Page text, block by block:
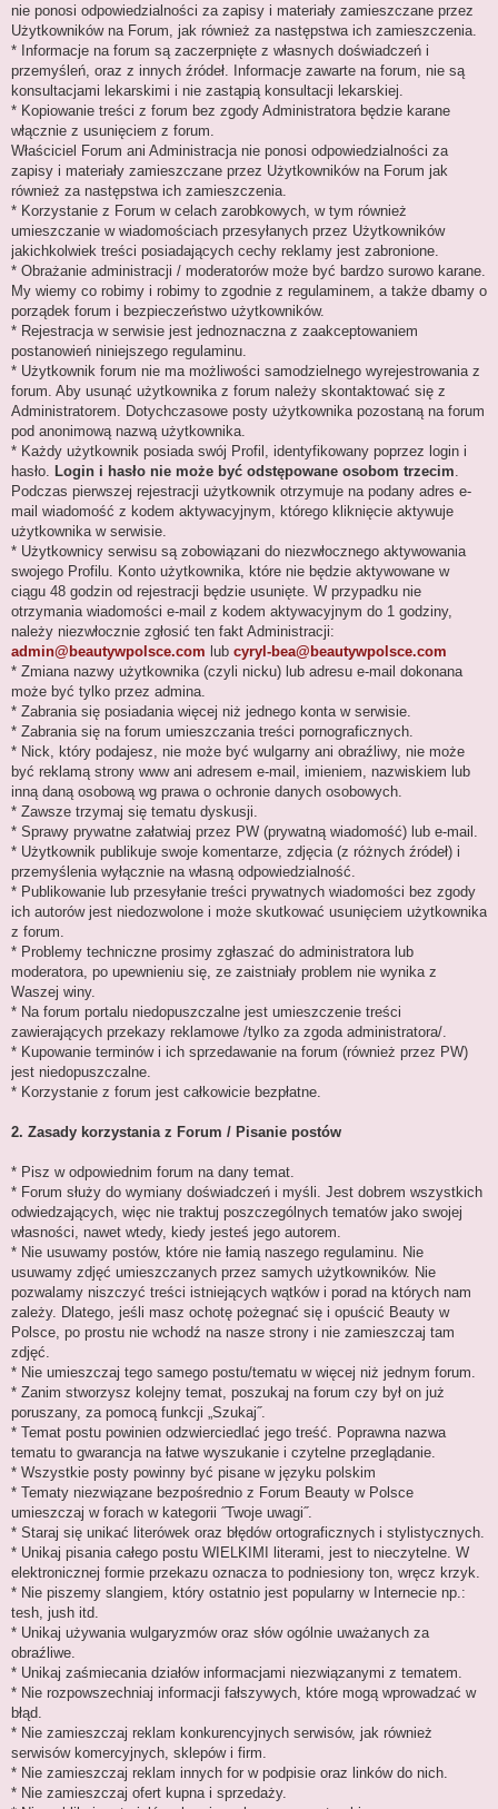
nie ponosi odpowiedzialności za zapisy i materiały zamieszczane przez
Użytkowników na Forum, jak również za następstwa ich zamieszczenia.
* Informacje na forum są zaczerpnięte z własnych doświadczeń i
przemyśleń, oraz z innych źródeł. Informacje zawarte na forum, nie są
konsultacjami lekarskimi i nie zastąpią konsultacji lekarskiej.
* Kopiowanie treści z forum bez zgody Administratora będzie karane
włącznie z usunięciem z forum.
Właściciel Forum ani Administracja nie ponosi odpowiedzialności za
zapisy i materiały zamieszczane przez Użytkowników na Forum jak
również za następstwa ich zamieszczenia.
* Korzystanie z Forum w celach zarobkowych, w tym również
umieszczanie w wiadomościach przesyłanych przez Użytkowników
jakichkolwiek treści posiadających cechy reklamy jest zabronione.
* Obrażanie administracji / moderatorów może być bardzo surowo karane.
My wiemy co robimy i robimy to zgodnie z regulaminem, a także dbamy o
porządek forum i bezpieczeństwo użytkowników.
* Rejestracja w serwisie jest jednoznaczna z zaakceptowaniem
postanowień niniejszego regulaminu.
* Użytkownik forum nie ma możliwości samodzielnego wyrejestrowania z
forum. Aby usunąć użytkownika z forum należy skontaktować się z
Administratorem. Dotychczasowe posty użytkownika pozostaną na forum
pod anonimową nazwą użytkownika.
* Każdy użytkownik posiada swój Profil, identyfikowany poprzez login i
hasło. Login i hasło nie może być odstępowane osobom trzecim
Podczas pierwszej rejestracji użytkownik otrzymuje na podany adres e-
mail wiadomość z kodem aktywacyjnym, którego kliknięcie aktywuje
użytkownika w serwisie.
* Użytkownicy serwisu są zobowiązani do niezwłocznego aktywowania
swojego Profilu. Konto użytkownika, które nie będzie aktywowane w
ciągu 48 godzin od rejestracji będzie usunięte. W przypadku nie
otrzymania wiadomości e-mail z kodem aktywacyjnym do 1 godziny,
należy niezwłocznie zgłosić ten fakt Administracji:
admin@beautywpolsce.com lub cyryl-bea@beautywpolsce.com
* Zmiana nazwy użytkownika (czyli nicku) lub adresu e-mail dokonana
może być tylko przez admina.
* Zabrania się posiadania więcej niż jednego konta w serwisie.
* Zabrania się na forum umieszczania treści pornograficznych.
* Nick, który podajesz, nie może być wulgarny ani obraźliwy, nie może
być reklamą strony www ani adresem e-mail, imieniem, nazwiskiem lub
inną daną osobową wg prawa o ochronie danych osobowych.
* Zawsze trzymaj się tematu dyskusji.
* Sprawy prywatne załatwiaj przez PW (prywatną wiadomość) lub e-mail.
* Użytkownik publikuje swoje komentarze, zdjęcia (z różnych źródeł) i
przemyślenia wyłącznie na własną odpowiedzialność.
* Publikowanie lub przesyłanie treści prywatnych wiadomości bez zgody
ich autorów jest niedozwolone i może skutkować usunięciem użytkownika
z forum.
* Problemy techniczne prosimy zgłaszać do administratora lub
moderatora, po upewnieniu się, ze zaistniały problem nie wynika z
Waszej winy.
* Na forum portalu niedopuszczalne jest umieszczenie treści
zawierających przekazy reklamowe /tylko za zgoda administratora/.
* Kupowanie terminów i ich sprzedawanie na forum (również przez PW)
jest niedopuszczalne.
* Korzystanie z forum jest całkowicie bezpłatne.
2. Zasady korzystania z Forum / Pisanie postów
* Pisz w odpowiednim forum na dany temat.
* Forum służy do wymiany doświadczeń i myśli. Jest dobrem wszystkich
odwiedzających, więc nie traktuj poszczególnych tematów jako swojej
własności, nawet wtedy, kiedy jesteś jego autorem.
* Nie usuwamy postów, które nie łamią naszego regulaminu. Nie
usuwamy zdjęć umieszczanych przez samych użytkowników. Nie
pozwalamy niszczyć treści istniejących wątków i porad na których nam
zależy. Dlatego, jeśli masz ochotę pożegnać się i opuścić Beauty w
Polsce, po prostu nie wchodź na nasze strony i nie zamieszczaj tam
zdjęć.
* Nie umieszczaj tego samego postu/tematu w więcej niż jednym forum.
* Zanim stworzysz kolejny temat, poszukaj na forum czy był on już
poruszany, za pomocą funkcji „Szukaj˝.
* Temat postu powinien odzwierciedlać jego treść. Poprawna nazwa
tematu to gwarancja na łatwe wyszukanie i czytelne przeglądanie.
* Wszystkie posty powinny być pisane w języku polskim
* Tematy niezwiązane bezpośrednio z Forum Beauty w Polsce
umieszczaj w forach w kategorii ˝Twoje uwagi˝.
* Staraj się unikać literówek oraz błędów ortograficznych i stylistycznych.
* Unikaj pisania całego postu WIELKIMI literami, jest to nieczytelne. W
elektronicznej formie przekazu oznacza to podniesiony ton, wręcz krzyk.
* Nie piszemy slangiem, który ostatnio jest popularny w Internecie np.:
tesh, jush itd.
* Unikaj używania wulgaryzmów oraz słów ogólnie uważanych za
obraźliwe.
* Unikaj zaśmiecania działów informacjami niezwiązanymi z tematem.
* Nie rozpowszechniaj informacji fałszywych, które mogą wprowadzać w
błąd.
* Nie zamieszczaj reklam konkurencyjnych serwisów, jak również
serwisów komercyjnych, sklepów i firm.
* Nie zamieszczaj reklam innych for w podpisie oraz linków do nich.
* Nie zamieszczaj ofert kupna i sprzedaży.